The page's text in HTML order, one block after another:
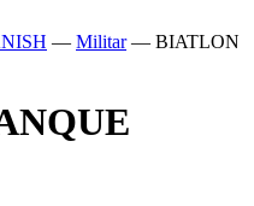
— Militar— BIATLON